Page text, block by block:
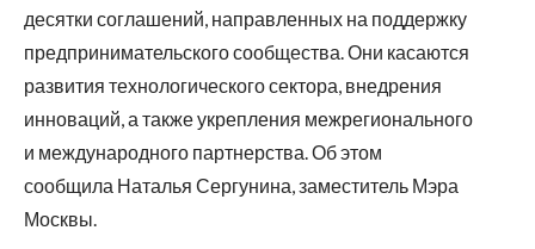
десятки соглашений, направленных на поддержку
предпринимательского сообщества. Они касаются
развития технологического сектора, внедрения
инноваций, а также укрепления межрегионального
и международного партнерства. Об этом
сообщила Наталья Сергунина, заместитель Мэра
Москвы.